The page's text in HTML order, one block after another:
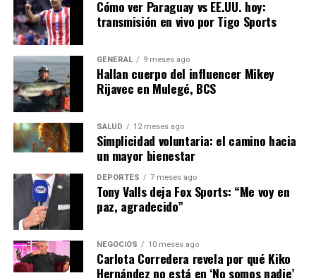
Con la creciente digitalización, es crucial que los
emprendedores peruanos se adapten a las nuevas
tecnologías y tendencias del mercado. La capacitación
ofrecida por WhatsApp en su Business Summit 2025
representa una oportunidad invaluable para adquirir
conocimientos y habilidades que pueden transformar
sus negocios.
El evento promete ser un catalizador para el desarrollo
del comercio digital en Perú, proporcionando
herramientas y estrategias que permitirán a los
empresarios locales competir en un mercado cada vez
más globalizado.
Con la participación en el Business Summit, los
emprendedores no solo aprenderán a utilizar WhatsApp
Cómo ver Paraguay vs EE.UU. hoy:
transmisión en vivo por Tigo Sports
GENERAL 9 meses ago
Hallan cuerpo del influencer Mikey
Rijavec en Mulegé, BCS
SALUD 12 meses ago
Simplicidad voluntaria: el camino hacia
un mayor bienestar
DEPORTES 7 meses ago
Tony Valls deja Fox Sports: “Me voy en
paz, agradecido”
NEGOCIOS 10 meses ago
Carlota Corredera revela por qué Kiko
Hernández no está en ‘No somos nadie’